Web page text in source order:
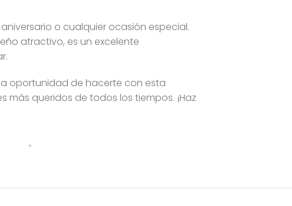
o cualquier ocasión especial.
atractivo, es un excelente
oportunidad de hacerte con esta
queridos de todos los tiempos. ¡Haz